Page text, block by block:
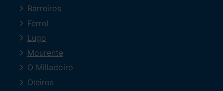
Barreiros
Ferrol
Lugo
Mourente
O Milladoiro
Oleiros